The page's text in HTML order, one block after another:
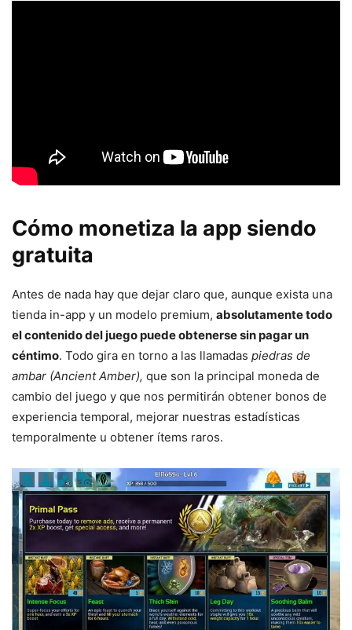
Cómo monetiza la app siendo
gratuita
Antes de nada hay que dejar claro que, aunque exista una
tienda in-app y un modelo premium, absolutamente todo
el contenido del juego puede obtenerse sin pagar un
céntimo. Todo gira en torno a las llamadas piedras de
ambar (Ancient Amber), que son la principal moneda de
cambio del juego y que nos permitirán obtener bonos de
experiencia temporal, mejorar nuestras estadísticas
temporalmente u obtener ítems raros.